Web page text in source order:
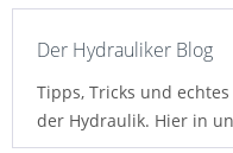
Der Hydrauliker Blog
Tipps, Tricks und
der Hydraulik. Hier in